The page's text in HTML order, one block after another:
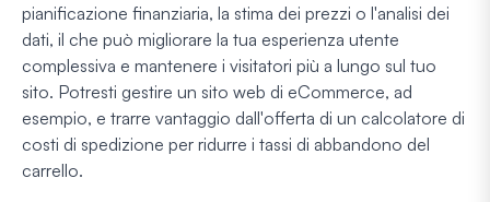
pianificazione finanziaria, la stima dei prezzi o l'analisi dei
dati, il che può migliorare la tua esperienza utente
complessiva e mantenere i visitatori più a lungo sul tuo
sito. Potresti gestire un sito web di eCommerce, ad
esempio, e trarre vantaggio dall'offerta di un calcolatore di
costi di spedizione per ridurre i tassi di abbandono del
carrello.